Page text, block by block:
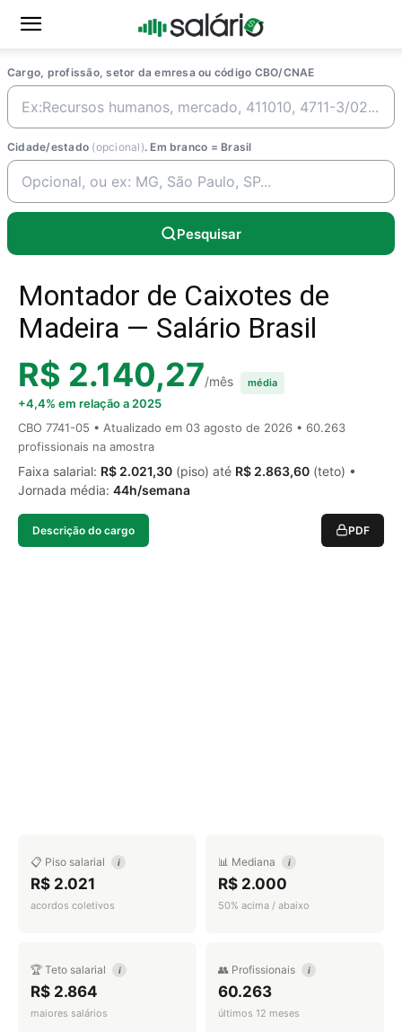
Cargo, profissão, setor da emresa ou código CBO/CNAE
Cidade/estado (opcional). Em branco = Brasil
Pesquisar
Montador de Caixotes de
Madeira — Salário Brasil
R$ 2.140,27/mês média
+4,4% em relação a 2025
CBO 7741-05 • Atualizado em 03 agosto de 2026 • 60.263
profissionais na amostra
Faixa salarial: R$ 2.021,30 (piso) até R$ 2.863,60 (teto) •
Jornada média: 44h/semana
Descrição do cargo PDF
📋 Piso salarial i
R$ 2.021
acordos coletivos
📊 Mediana i
R$ 2.000
50% acima / abaixo
🏆 Teto salarial i
R$ 2.864
maiores salários
👥 Profissionais i
60.263
últimos 12 meses